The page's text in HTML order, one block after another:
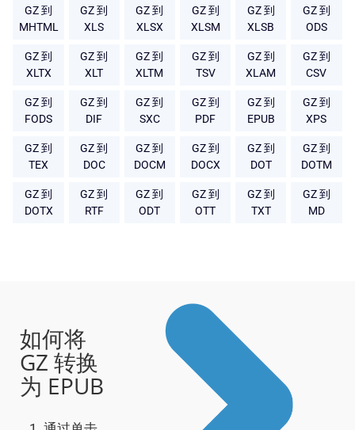
GZ 到
MHTML
GZ 到
XLS
GZ 到
XLSX
GZ 到
XLSM
GZ 到
XLSB
GZ 到
ODS
GZ 到
XLTX
GZ 到
XLT
GZ 到
XLTM
GZ 到
TSV
GZ 到
XLAM
GZ 到
CSV
GZ 到
FODS
GZ 到
DIF
GZ 到
SXC
GZ 到
PDF
GZ 到
EPUB
GZ 到
XPS
GZ 到
TEX
GZ 到
DOC
GZ 到
DOCM
GZ 到
DOCX
GZ 到
DOT
GZ 到
DOTM
GZ 到
DOTX
GZ 到
RTF
GZ 到
ODT
GZ 到
OTT
GZ 到
TXT
GZ 到
MD
如何将
GZ 转换
为 EPUB